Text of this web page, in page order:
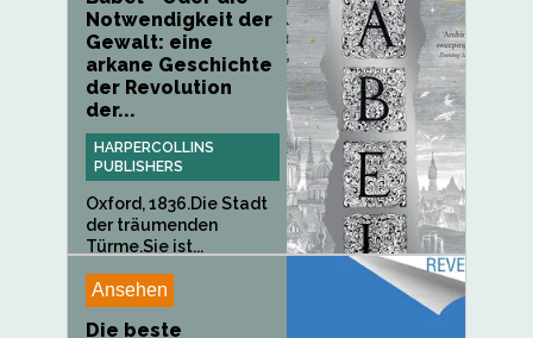
Notwendigkeit der
Gewalt: eine
arkane Geschichte
der Revolution
der...
HARPERCOLLINS
PUBLISHERS
Oxford, 1836.Die Stadt
der träumenden
Türme.Sie ist...
Ansehen
Die beste